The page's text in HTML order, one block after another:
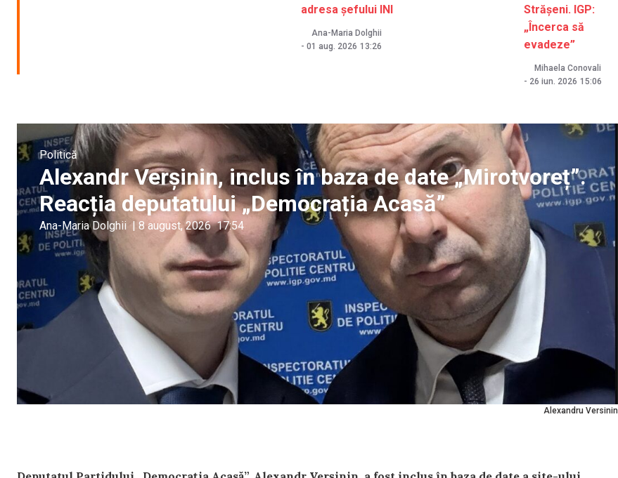
adresa șefului INI
Ana-Maria Dolghii
- 01 aug. 2026 13:26
Strășeni. IGP:
„Încerca să
evadeze”
Mihaela Conovali
- 26 iun. 2026 15:06
Alexandru Versinin
Politică
Alexandr Verșinin, inclus în baza de date „Mirotvoreț”.
Reacția deputatului „Democrația Acasă”
Ana-Maria Dolghii 8 august, 2026 17:54